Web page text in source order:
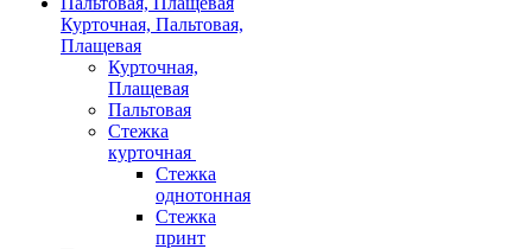
Курточная, Пальтовая,
Плащевая
Курточная,
Плащевая
Пальтовая
Стежка
курточная
Стежка
однотонная
Стежка
принт